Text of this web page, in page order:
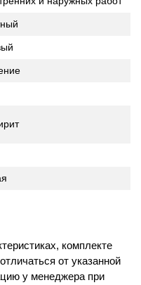
комплекте
от указанной
у менеджера при